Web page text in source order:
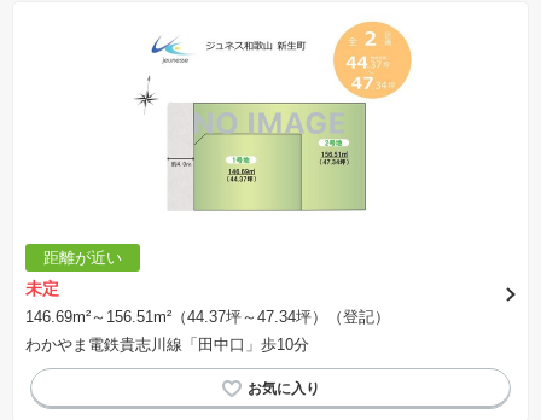
距離が近い
未定
146.69m²～156.51m²（44.37坪～47.34坪）（登記）
わかやま電鉄貴志川線「田中口」歩10分